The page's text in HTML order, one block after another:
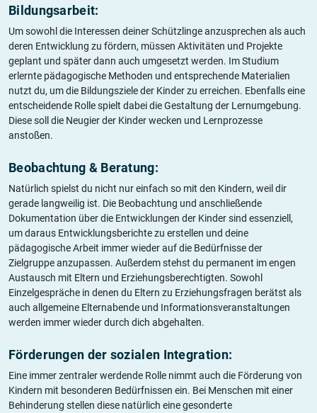
Bildungsarbeit:
Um sowohl die Interessen deiner Schützlinge anzusprechen als auch
deren Entwicklung zu fördern, müssen Aktivitäten und Projekte
geplant und später dann auch umgesetzt werden. Im Studium
erlernte pädagogische Methoden und entsprechende Materialien
nutzt du, um die Bildungsziele der Kinder zu erreichen. Ebenfalls eine
entscheidende Rolle spielt dabei die Gestaltung der Lernumgebung.
Diese soll die Neugier der Kinder wecken und Lernprozesse
anstoßen.
Beobachtung & Beratung:
Natürlich spielst du nicht nur einfach so mit den Kindern, weil dir
gerade langweilig ist. Die Beobachtung und anschließende
Dokumentation über die Entwicklungen der Kinder sind essenziell,
um daraus Entwicklungsberichte zu erstellen und deine
pädagogische Arbeit immer wieder auf die Bedürfnisse der
Zielgruppe anzupassen. Außerdem stehst du permanent im engen
Austausch mit Eltern und Erziehungsberechtigten. Sowohl
Einzelgespräche in denen du Eltern zu Erziehungsfragen berätst als
auch allgemeine Elternabende und Informationsveranstaltungen
werden immer wieder durch dich abgehalten.
Förderungen der sozialen Integration:
Eine immer zentraler werdende Rolle nimmt auch die Förderung von
Kindern mit besonderen Bedürfnissen ein. Bei Menschen mit einer
Behinderung stellen diese natürlich eine gesonderte